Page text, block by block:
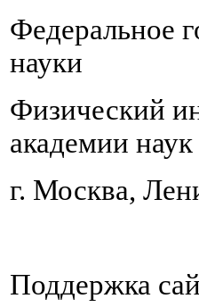
Федеральное
науки
Физический
академии наук
г. Москва,
Поддержка